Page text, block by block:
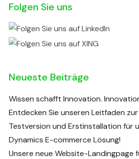
Folgen Sie uns
Neueste Beiträge
Wissen schafft Innovation.
Entdecken Sie unseren Leitfaden
Testversion und Erstinstallation für
Dynamics E-commerce Lösung!
Unsere neue Website-Landingpage